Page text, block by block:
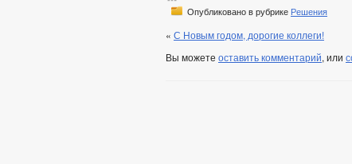
ПРИЕМ ГРАЖДАН
ОБЗОРЫ
РЕГЛАМЕНТ
Опубликовано в рубрике Решения
« С Новым годом, дорогие коллеги!
Вы можете оставить комментарий, или